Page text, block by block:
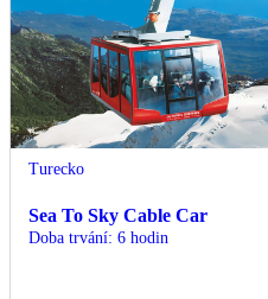
Turecko
Sea To Sky Cable Car
Doba trvání: 6 hodin